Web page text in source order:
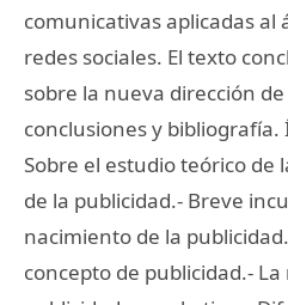
comunicativas aplicadas
redes sociales. El texto
sobre la nueva dirección
conclusiones y
Sobre el estudio teórico de
de la publicidad.- Breve
nacimiento de la
concepto de publicidad.-